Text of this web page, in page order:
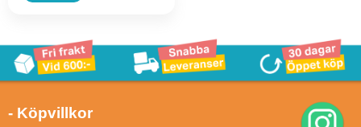
- Köpvillkor